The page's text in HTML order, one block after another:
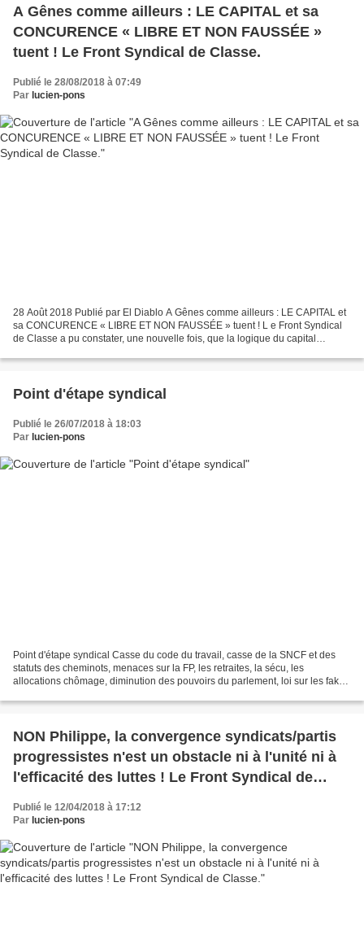
A Gênes comme ailleurs : LE CAPITAL et sa
CONCURENCE « LIBRE ET NON FAUSSÉE »
tuent ! Le Front Syndical de Classe.
Publié le 28/08/2018 à 07:49
Par lucien-pons
28 Août 2018 Publié par El Diablo A Gênes comme ailleurs : LE CAPITAL et
sa CONCURENCE « LIBRE ET NON FAUSSÉE » tuent ! L e Front Syndical
de Classe a pu constater, une nouvelle fois, que la logique du capital
Point d'étape syndical
Publié le 26/07/2018 à 18:03
Par lucien-pons
Point d'étape syndical Casse du code du travail, casse de la SNCF et des
statuts des cheminots, menaces sur la FP, les retraites, la sécu, les
allocations chômage, diminution des pouvoirs du parlement, loi sur les fake-
NON Philippe, la convergence syndicats/partis
progressistes n'est un obstacle ni à l'unité ni à
l'efficacité des luttes ! Le Front Syndical de
Publié le 12/04/2018 à 17:12
Par lucien-pons